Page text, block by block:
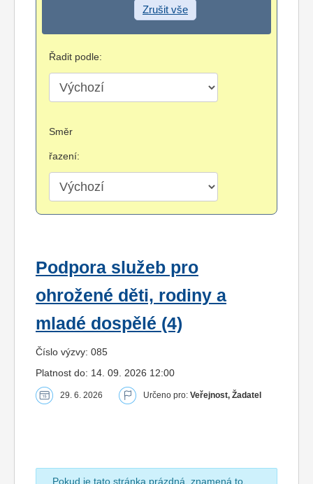
Zrušit vše
Řadit podle:
Směr
řazení:
Podpora služeb pro
ohrožené děti, rodiny a
mladé dospělé (4)
Číslo výzvy: 085
Platnost do: 14. 09. 2026 12:00
29. 6. 2026 Určeno pro: Veřejnost, Žadatel
Pokud je tato stránka prázdná, znamená to,